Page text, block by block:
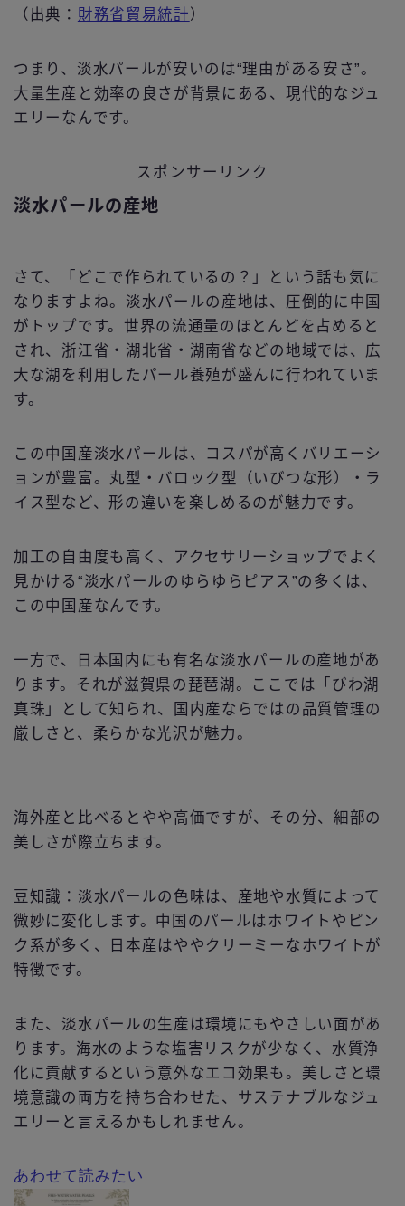
（出典： 財務省貿易統計 ）
つまり、淡水パールが安いのは“理由がある安さ”。
大量生産と効率の良さが背景にある、現代的なジュ
エリーなんです。
スポンサーリンク
淡水パールの産地
さて、「どこで作られているの？」という話も気に
なりますよね。淡水パールの産地は、圧倒的に中国
がトップです。世界の流通量のほとんどを占めると
され、浙江省・湖北省・湖南省などの地域では、広
大な湖を利用したパール養殖が盛んに行われていま
す。
この中国産淡水パールは、コスパが高くバリエーシ
ョンが豊富。丸型・バロック型（いびつな形）・ラ
イス型など、形の違いを楽しめるのが魅力です。
加工の自由度も高く、アクセサリーショップでよく
見かける“淡水パールのゆらゆらピアス”の多くは、
この中国産なんです。
一方で、日本国内にも有名な淡水パールの産地があ
ります。それが滋賀県の琵琶湖。ここでは「びわ湖
真珠」として知られ、国内産ならではの品質管理の
厳しさと、柔らかな光沢が魅力。
海外産と比べるとやや高価ですが、その分、細部の
美しさが際立ちます。
豆知識：淡水パールの色味は、産地や水質によって
微妙に変化します。中国のパールはホワイトやピン
ク系が多く、日本産はややクリーミーなホワイトが
特徴です。
また、淡水パールの生産は環境にもやさしい面があ
ります。海水のような塩害リスクが少なく、水質浄
化に貢献するという意外なエコ効果も。美しさと環
境意識の両方を持ち合わせた、サステナブルなジュ
エリーと言えるかもしれません。
あわせて読みたい